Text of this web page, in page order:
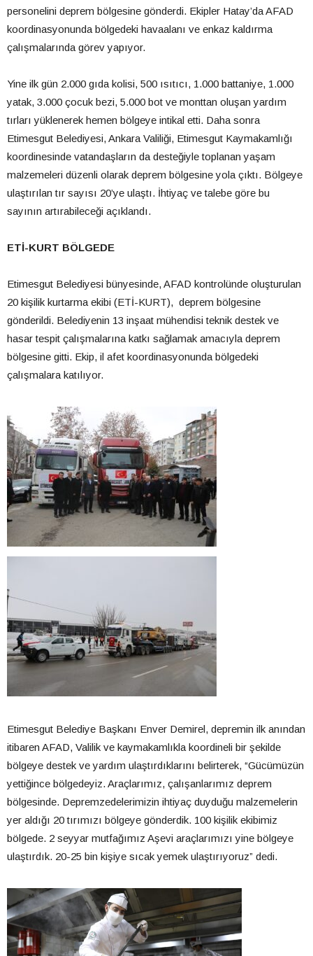
personelini deprem bölgesine gönderdi. Ekipler Hatay’da AFAD
koordinasyonunda bölgedeki havaalanı ve enkaz kaldırma
çalışmalarında görev yapıyor.
Yine ilk gün 2.000 gıda kolisi, 500 ısıtıcı, 1.000 battaniye, 1.000
yatak, 3.000 çocuk bezi, 5.000 bot ve monttan oluşan yardım
tırları yüklenerek hemen bölgeye intikal etti. Daha sonra
Etimesgut Belediyesi, Ankara Valiliği, Etimesgut Kaymakamlığı
koordinesinde vatandaşların da desteğiyle toplanan yaşam
malzemeleri düzenli olarak deprem bölgesine yola çıktı. Bölgeye
ulaştırılan tır sayısı 20’ye ulaştı. İhtiyaç ve talebe göre bu
sayının artırabileceği açıklandı.
ETİ-KURT BÖLGEDE
Etimesgut Belediyesi bünyesinde, AFAD kontrolünde oluşturulan
20 kişilik kurtarma ekibi (ETİ-KURT), deprem bölgesine
gönderildi. Belediyenin 13 inşaat mühendisi teknik destek ve
hasar tespit çalışmalarına katkı sağlamak amacıyla deprem
bölgesine gitti. Ekip, il afet koordinasyonunda bölgedeki
çalışmalara katılıyor.
Etimesgut Belediye Başkanı Enver Demirel, depremin ilk anından
itibaren AFAD, Valilik ve kaymakamlıkla koordineli bir şekilde
bölgeye destek ve yardım ulaştırdıklarını belirterek, “Gücümüzün
yettiğince bölgedeyiz. Araçlarımız, çalışanlarımız deprem
bölgesinde. Depremzedelerimizin ihtiyaç duyduğu malzemelerin
yer aldığı 20 tırımızı bölgeye gönderdik. 100 kişilik ekibimiz
bölgede. 2 seyyar mutfağımız Aşevi araçlarımızı yine bölgeye
ulaştırdık. 20-25 bin kişiye sıcak yemek ulaştırıyoruz” dedi.